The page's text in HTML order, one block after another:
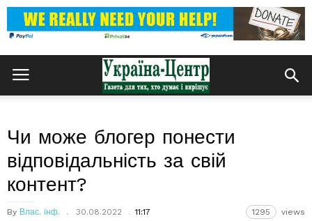
Чи може блогер понести
відповідальність за свій
контент?
By Влас. інф. 30.08.2022 11:17 1295 views